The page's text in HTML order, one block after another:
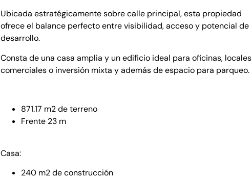
Ubicada estratégicamente sobre calle principal, esta propiedad
ofrece el balance perfecto entre visibilidad, acceso y potencial de
desarrollo.
Consta de una casa amplia y un edificio ideal para oficinas, locales
comerciales o inversión mixta y además de espacio para parqueo.
871.17 m2 de terreno
Frente 23 m
Casa:
240 m2 de construcción